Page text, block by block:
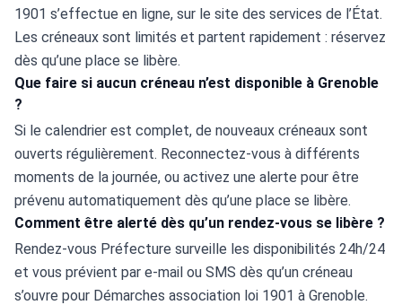
1901 s’effectue en ligne, sur le site des services de l’État.
Les créneaux sont limités et partent rapidement : réservez
dès qu’une place se libère.
Que faire si aucun créneau n’est disponible à Grenoble
?
Si le calendrier est complet, de nouveaux créneaux sont
ouverts régulièrement. Reconnectez-vous à différents
moments de la journée, ou activez une alerte pour être
prévenu automatiquement dès qu’une place se libère.
Comment être alerté dès qu’un rendez-vous se libère ?
Rendez-vous Préfecture surveille les disponibilités 24h/24
et vous prévient par e-mail ou SMS dès qu’un créneau
s’ouvre pour Démarches association loi 1901 à Grenoble.